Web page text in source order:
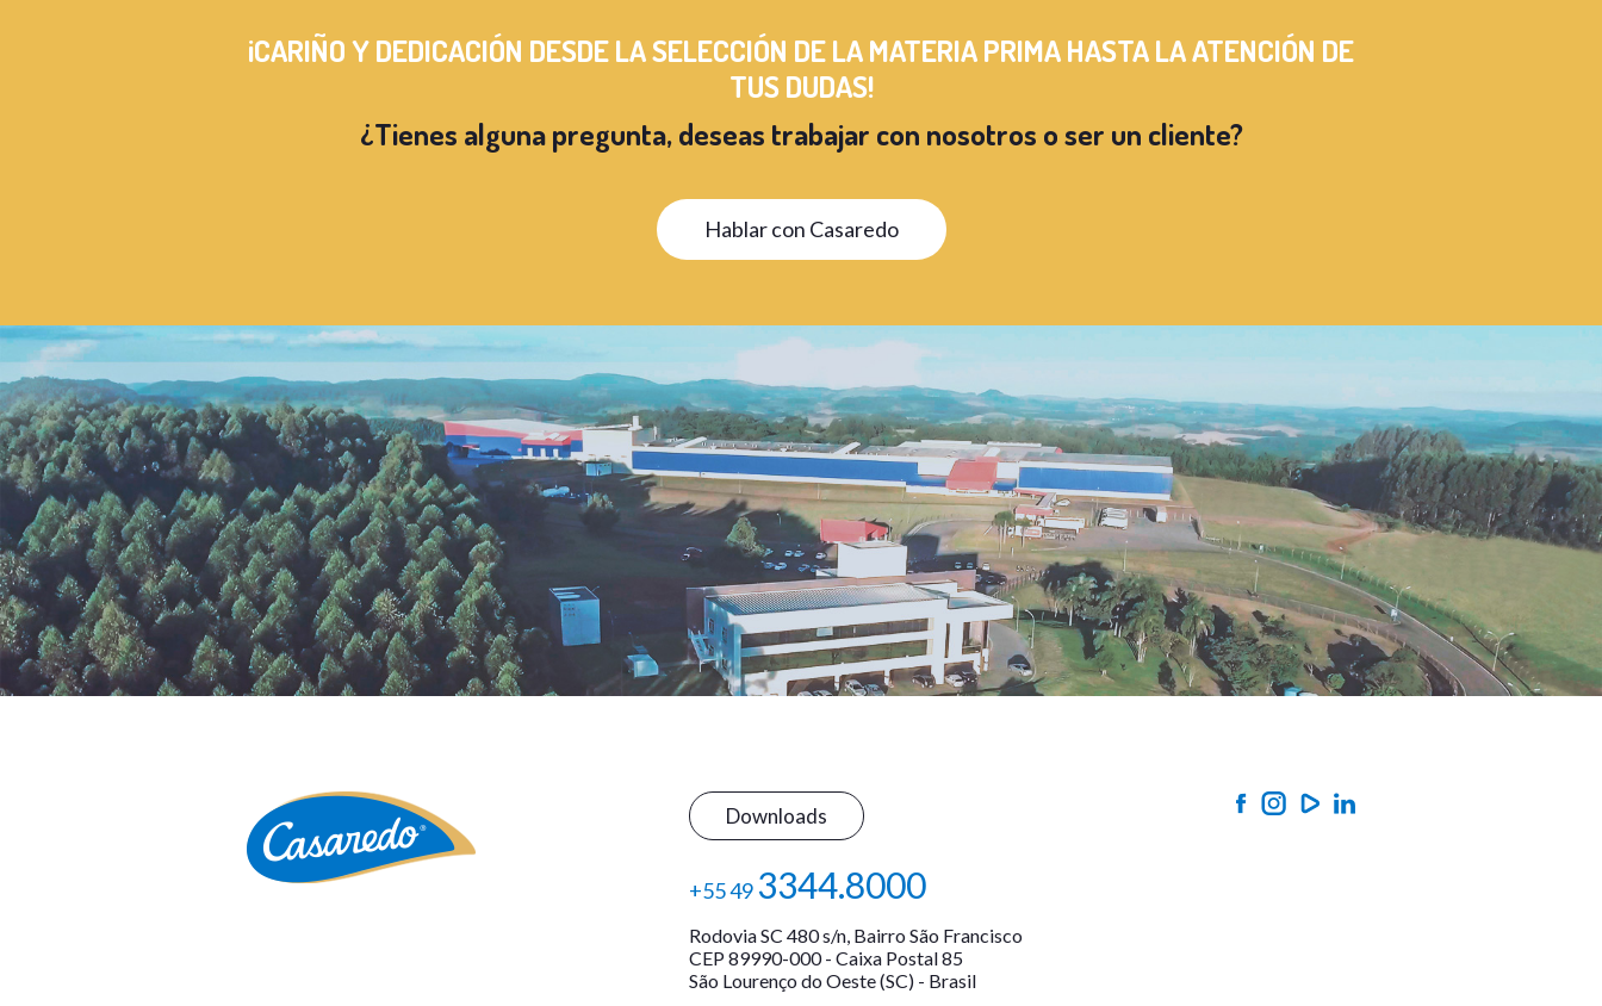
¡CARIÑO Y DEDICACIÓN DESDE LASELECCIÓN DE LA MATERIA PRIMA HASTA LAATENCIÓN DE
TUS DUDAS!
¿Tienes alguna pregunta, deseas trabajar con nosotros o ser un cliente?
Hablar con Casaredo
Downloads
+55 493344.8000
Rodovia SC 480 s/n, Bairro São Francisco
CEP 89990-000 - Caixa Postal 85
São Lourenço do Oeste (SC) - Brasil